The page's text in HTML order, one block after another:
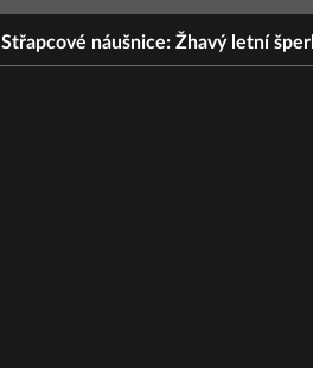
Střapcové náušnice: Žhavý letní